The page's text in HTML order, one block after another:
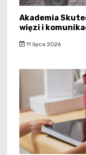
Akademia
więzi i
11 lipca 2026